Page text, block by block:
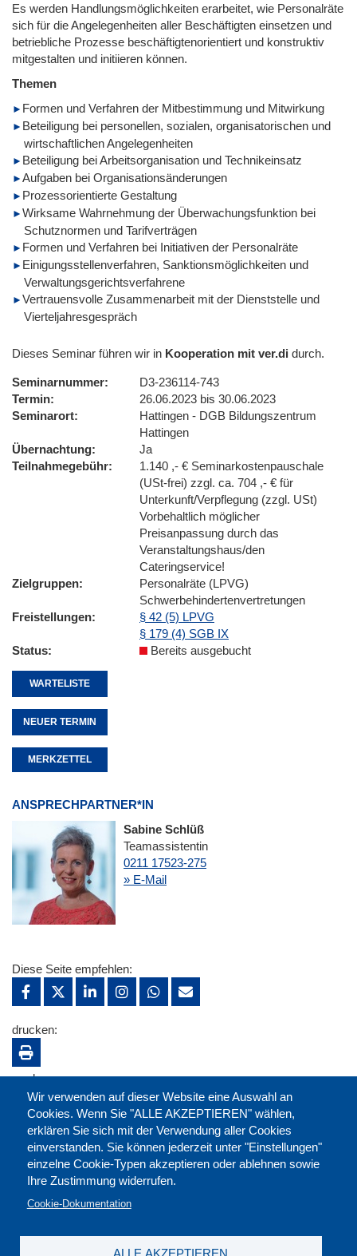
Es werden Handlungsmöglichkeiten erarbeitet, wie Personalräte
sich für die Angelegenheiten aller Beschäftigten einsetzen und
betriebliche Prozesse beschäftigtenorientiert und konstruktiv
mitgestalten und initiieren können.
Themen
Formen und Verfahren der Mitbestimmung und Mitwirkung
Beteiligung bei personellen, sozialen, organisatorischen und
wirtschaftlichen Angelegenheiten
Beteiligung bei Arbeitsorganisation und Technikeinsatz
Aufgaben bei Organisationsänderungen
Prozessorientierte Gestaltung
Wirksame Wahrnehmung der Überwachungsfunktion bei
Schutznormen und Tarifverträgen
Formen und Verfahren bei Initiativen der Personalräte
Einigungsstellenverfahren, Sanktionsmöglichkeiten und
Verwaltungsgerichtsverfahrene
Vertrauensvolle Zusammenarbeit mit der Dienststelle und
Vierteljahresgespräch
Dieses Seminar führen wir in Kooperation mit ver.di durch.
Seminarnummer
D3-236114-743
Termin
26.06.2023 bis 30.06.2023
Seminarort
Hattingen - DGB Bildungszentrum
Hattingen
Übernachtung
Ja
Teilnahmegebühr
1.140 ,- € Seminarkostenpauschale
(USt-frei) zzgl. ca. 704 ,- € für
Unterkunft/Verpflegung (zzgl. USt)
Vorbehaltlich möglicher
Preisanpassung durch das
Veranstaltungshaus/den
Cateringservice!
Zielgruppen
Personalräte (LPVG)
Schwerbehindertenvertretungen
Freistellungen
§ 42 (5) LPVG
§ 179 (4) SGB IX
Status
Bereits ausgebucht
WARTELISTE
NEUER TERMIN
MERKZETTEL
ANSPRECHPARTNER*IN
Sabine Schlüß
Teamassistentin
0211 17523-275
» E-Mail
Wir verwenden auf dieser Website eine Auswahl an
Cookies. Wenn Sie "ALLE AKZEPTIEREN" wählen,
erklären Sie sich mit der Verwendung aller Cookies
einverstanden. Sie können jederzeit unter "Einstellungen"
einzelne Cookie-Typen akzeptieren oder ablehnen sowie
Ihre Zustimmung widerrufen.
Cookie-Dokumentation
ALLE AKZEPTIEREN
Diese Seite empfehlen:
drucken:
merken: